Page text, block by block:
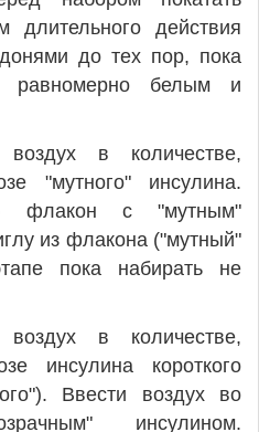
действия
до тех пор, пока
равномерно белым и
в количестве,
"мутного" инсулина.
флакон с "мутным"
из флакона ("мутный"
пока набирать не
в количестве,
инсулина короткого
Ввести воздух во
инсулином.